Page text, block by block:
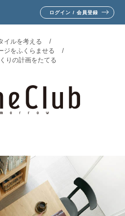
ログイン / 会員登録
イルを考える
ジをふくらませる
りの計画をたてる